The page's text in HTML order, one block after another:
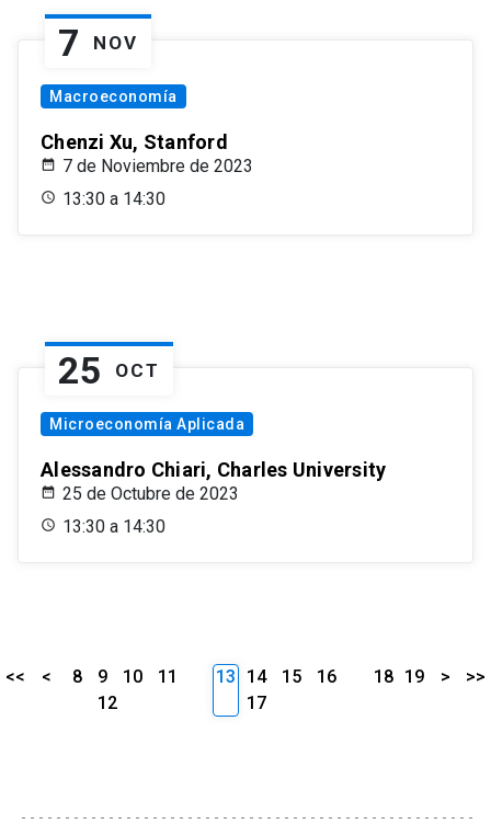
7 NOV
Macroeconomía
Chenzi Xu, Stanford
7 de Noviembre de 2023
13:30 a 14:30
25 OCT
Microeconomía Aplicada
Alessandro Chiari, Charles University
25 de Octubre de 2023
13:30 a 14:30
<< < 8 9 10
11
12
13 14 15
16
17
18 19 > >>